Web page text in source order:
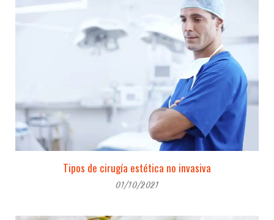
Tipos de cirugía estética no invasiva
01/10/2021